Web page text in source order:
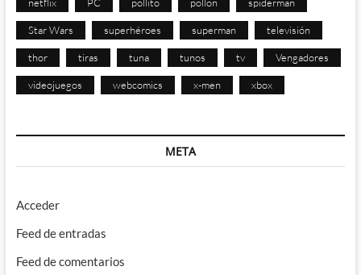
Star Wars superhéroes superman televisión
thor tiras tuna tunos tv Vengadores
videojuegos webcomics x-men xbox
META
Acceder
Feed de entradas
Feed de comentarios